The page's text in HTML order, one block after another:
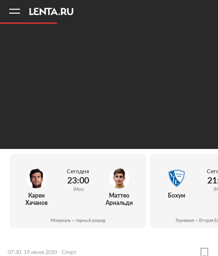
Карен
Хачанов
Сегодня
23:00
(Мск)
Маттео
Арнальди
Монреаль — парный разряд
Бохум
Германия — Вторая
07:30, 19 июня 2020 Спорт